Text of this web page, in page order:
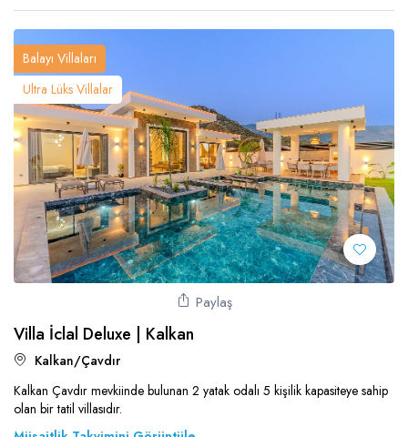
Balayı Villaları
Ultra Lüks Villalar
Paylaş
Villa İclal Deluxe | Kalkan
Kalkan/Çavdır
Kalkan Çavdır mevkiinde bulunan 2 yatak odalı 5 kişilik kapasiteye sahip
olan bir tatil villasıdır.